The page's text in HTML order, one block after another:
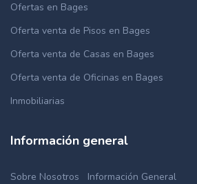
Ofertas en Bages
Oferta venta de Pisos en Bages
Oferta venta de Casas en Bages
Oferta venta de Oficinas en Bages
Inmobiliarias
Información general
Sobre Nosotros
Información General